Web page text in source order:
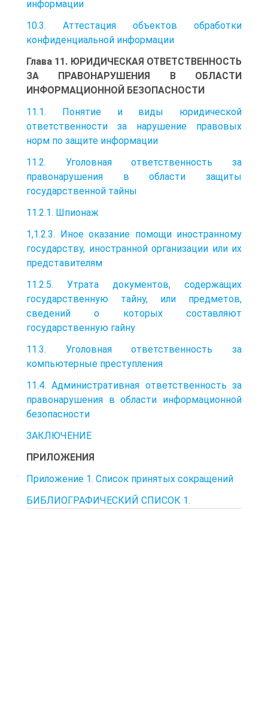
информации
10.3. Аттестация объектов обработки
конфиденциальной информации
Глава 11. ЮРИДИЧЕСКАЯ ОТВЕТСТВЕННОСТЬ
ЗА ПРАВОНАРУШЕНИЯ В ОБЛАСТИ
ИНФОРМАЦИОННОЙ БЕЗОПАСНОСТИ
11.1. Понятие и виды юридической
ответственности за нарушение правовых
норм по защите информации
11.2. Уголовная ответственность за
правонарушения в области защиты
государственной тайны
11.2.1. Шпионаж
1,1.2.3. Иное оказание помощи иностранному
государству, иностранной организации или их
представителям
11.2.5. Утрата документов, содержащих
государственную тайну, или предметов,
сведений о которых составляют
государственную гайну
11.3. Уголовная ответственность за
компьютерные преступления
11.4. Административная ответственность за
правонарушения в области информационной
безопасности
ЗАКЛЮЧЕНИЕ
ПРИЛОЖЕНИЯ
Приложение 1. Список принятых сокращений
БИБЛИОГРАФИЧЕСКИЙ СПИСОК 1.